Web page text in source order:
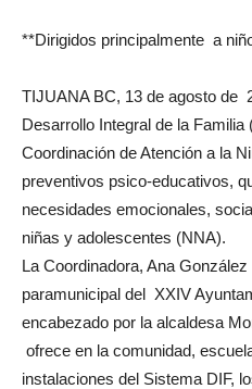
**Dirigidos principalmente a
TIJUANA BC, 13 de agosto de
Desarrollo Integral de la
Coordinación de Atención a la
preventivos psico-educativos,
necesidades emocionales,
niñas y adolescentes (NNA).
La Coordinadora, Ana
paramunicipal del XXIV
encabezado por la alcaldesa
ofrece en la comunidad,
instalaciones del Sistema DIF,